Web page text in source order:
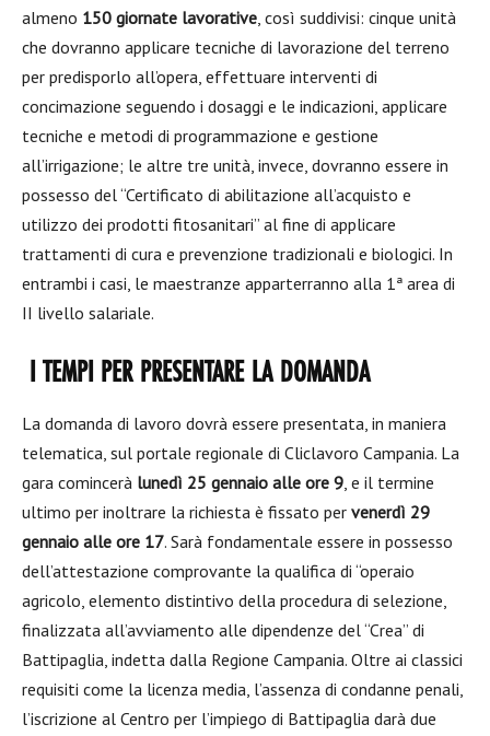
almeno 150 giornate lavorative, così suddivisi: cinque unità
che dovranno applicare tecniche di lavorazione del terreno
per predisporlo all’opera, effettuare interventi di
concimazione seguendo i dosaggi e le indicazioni, applicare
tecniche e metodi di programmazione e gestione
all’irrigazione; le altre tre unità, invece, dovranno essere in
possesso del “Certificato di abilitazione all’acquisto e
utilizzo dei prodotti fitosanitari” al fine di applicare
trattamenti di cura e prevenzione tradizionali e biologici. In
entrambi i casi, le maestranze apparterranno alla 1ª area di
II livello salariale.
I TEMPI PER PRESENTARE LA DOMANDA
La domanda di lavoro dovrà essere presentata, in maniera
telematica, sul portale regionale di Cliclavoro Campania. La
gara comincerà lunedì 25 gennaio alle ore 9, e il termine
ultimo per inoltrare la richiesta è fissato per venerdì 29
gennaio alle ore 17. Sarà fondamentale essere in possesso
dell’attestazione comprovante la qualifica di “operaio
agricolo, elemento distintivo della procedura di selezione,
finalizzata all’avviamento alle dipendenze del “Crea” di
Battipaglia, indetta dalla Regione Campania. Oltre ai classici
requisiti come la licenza media, l’assenza di condanne penali,
l’iscrizione al Centro per l’impiego di Battipaglia darà due